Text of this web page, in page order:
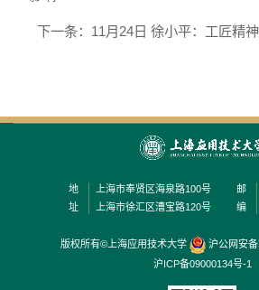
下一条：11月24日 徐小平：工匠精神
地
址
上海市奉贤区海泉路100号
上海市徐汇区漕宝路120号
邮
编
版权所有©上海应用技术大学
沪公网安
沪ICP备09000134号-1